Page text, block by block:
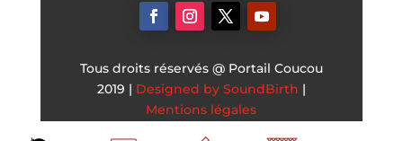
Tous droits réservés @ Portail Coucou
2019 | Designed by SoundBirth |
Mentions légales